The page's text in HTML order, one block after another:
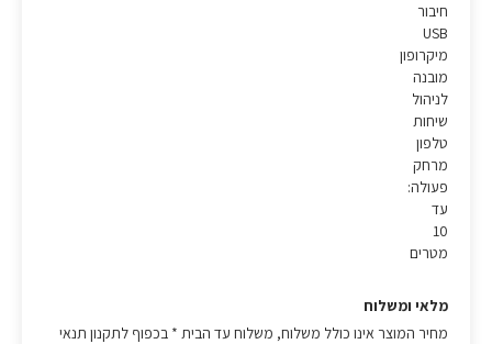
חיבור
USB
מיקרופון
מובנה
לניהול
שיחות
טלפון
מרחק
פעולה:
עד
10
מטרים
מלאי ומשלוח
מחיר המוצר אינו כולל משלוח, משלוח עד הבית * בכפוף לתקנון תנאי